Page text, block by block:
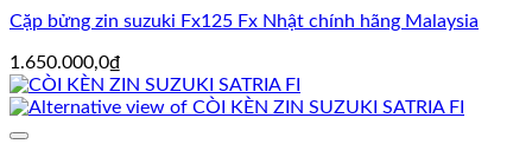
Cặp bửng zin suzuki Fx125 Fx Nhật chính hãng Malaysia
1.650.000,0₫